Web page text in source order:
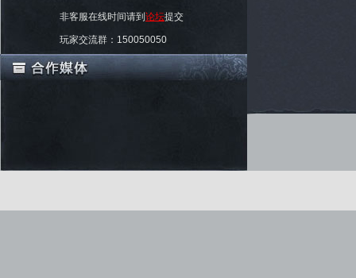
非客服在线时间请到 论坛提交
玩家交流群：150050050